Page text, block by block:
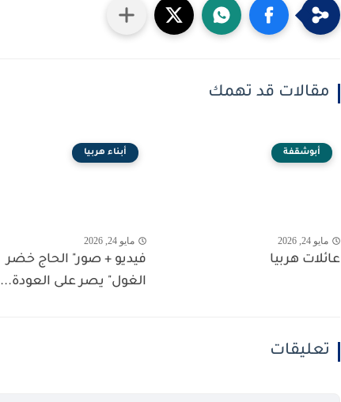
مقالات قد تهمك
أبوشقفة
مايو 24, 2026
عائلات هربيا
أبناء هربيا
مايو 24, 2026
فيديو + صور" الحاج خضر
الغول" يصر على العودة...
تعليقات